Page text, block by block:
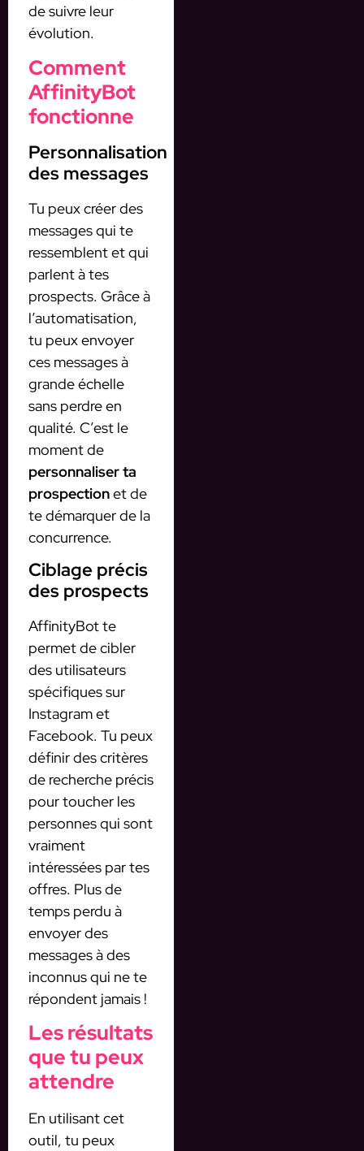
de suivre leur
évolution.
Comment
AffinityBot
fonctionne
Personnalisation
des messages
Tu peux créer des
messages qui te
ressemblent et qui
parlent à tes
prospects. Grâce à
l’automatisation,
tu peux envoyer
ces messages à
grande échelle
sans perdre en
qualité. C’est le
moment de
personnaliser ta
prospectionet de
te démarquer de la
concurrence.
Ciblage précis
des prospects
AffinityBot te
permet de cibler
des utilisateurs
spécifiques sur
Instagram et
Facebook. Tu peux
définir des critères
de recherche précis
pour toucher les
personnes qui sont
vraiment
intéressées par tes
offres. Plus de
temps perdu à
envoyer des
messages à des
inconnus qui ne te
répondent jamais !
Les résultats
que tu peux
attendre
En utilisant cet
outil, tu peux